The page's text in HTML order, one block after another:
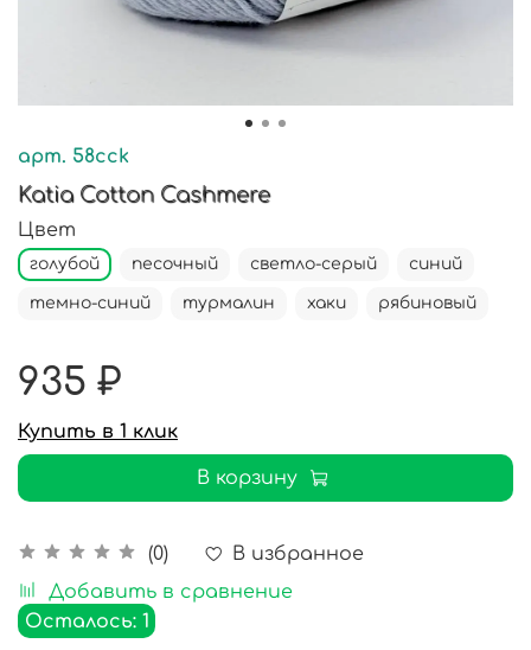
арт. 58cck
Katia Cotton Cashmere
(0)
В избранное
Добавить в сравнение
Осталось: 1
Цвет
голубой песочный светло-серый синий
темно-синий турмалин хаки рябиновый
935 ₽
Купить в 1 клик
В корзину